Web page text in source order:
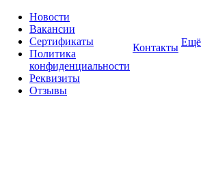
Новости
Вакансии
Сертификаты
Политика
конфиденциальности
Реквизиты
Отзывы
Контакты Ещё